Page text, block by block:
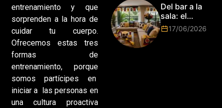
entrenamiento y que
sorprenden a la hora de
cuidar tu cuerpo.
Ofrecemos estas tres
formas de
entrenamiento, porque
somos partícipes en
iniciar a las personas en
una cultura proactiva
Park de Roma
2026!
Del bar a la
sala: el
Mundial
2026 vuelve
17/06/2026